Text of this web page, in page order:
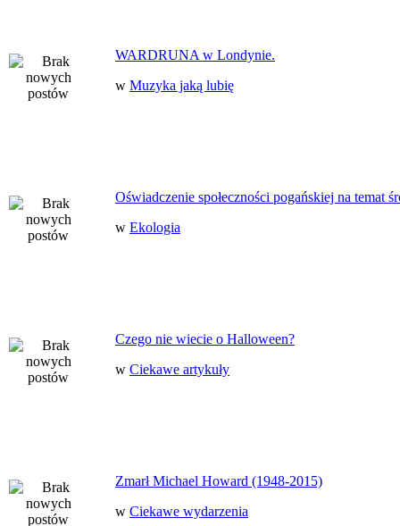
WARDRUNA w Londynie.
w Muzyka jaką lubię
Oświadczenie społeczności pogańskiej na temat
w Ekologia
Czego nie wiecie o Halloween?
w Ciekawe artykuły
Zmarł Michael Howard (1948-2015)
w Ciekawe wydarzenia